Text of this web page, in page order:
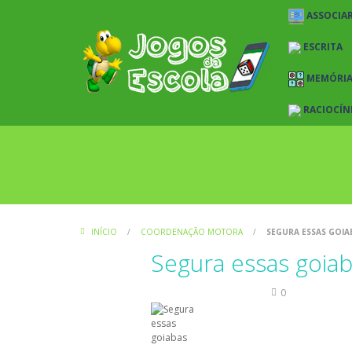
ESCRITA
MEMÓRIA
INÍCIO / COORDENAÇÃO MOTORA / SEGURA ESSAS
Segura essas
0